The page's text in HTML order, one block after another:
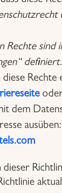
Rechte sind
definiert.
Rechte
dem
ausüben: